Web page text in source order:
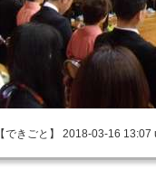
【できごと】 2018-03-16